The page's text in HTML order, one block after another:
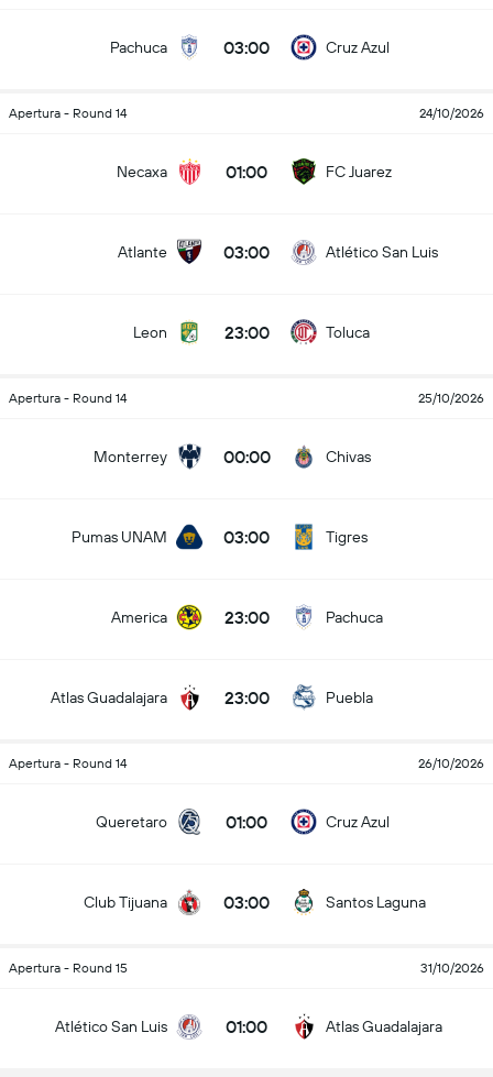
Pachuca 03:00 Cruz Azul
Apertura - Round 14 24/10/2026
Necaxa 01:00 FC Juarez
Atlante 03:00 Atlético San Luis
Leon 23:00 Toluca
Apertura - Round 14 25/10/2026
Monterrey 00:00 Chivas
Pumas UNAM 03:00 Tigres
America 23:00 Pachuca
Atlas Guadalajara 23:00 Puebla
Apertura - Round 14 26/10/2026
Queretaro 01:00 Cruz Azul
Club Tijuana 03:00 Santos Laguna
Apertura - Round 15 31/10/2026
Atlético San Luis 01:00 Atlas Guadalajara